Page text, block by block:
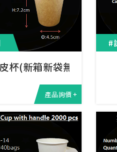
杯(新箱新袋無條碼)200
產品詢價 +
#